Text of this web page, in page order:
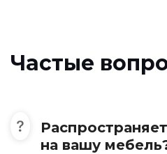
Частые
на вашу